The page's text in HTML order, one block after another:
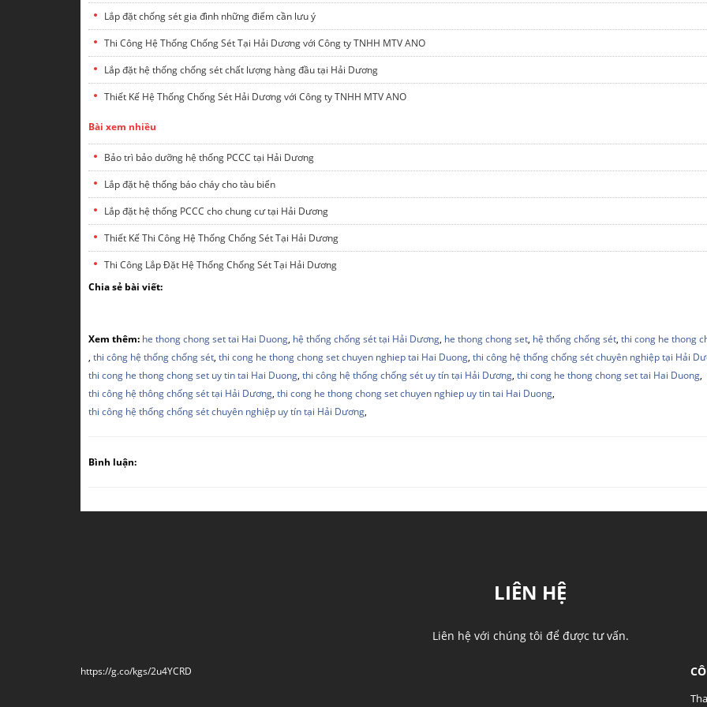
Lắp đặt chống sét gia đình những điểm cần lưu ý
Thi Công Hệ Thống Chống Sét Tại Hải Dương với Công ty TNHH MTV ANO
Lắp đặt hệ thống chống sét chất lượng hàng đầu tại Hải Dương
Thiết Kế Hệ Thống Chống Sét Hải Dương với Công ty TNHH MTV ANO
Bài xem nhiều
Bảo trì bảo dưỡng hệ thống PCCC tại Hải Dương
Lắp đặt hệ thống báo cháy cho tàu biển
Lắp đặt hệ thống PCCC cho chung cư tại Hải Dương
Thiết Kế Thi Công Hệ Thống Chống Sét Tại Hải Dương
Thi Công Lắp Đặt Hệ Thống Chống Sét Tại Hải Dương
Chia sẻ bài viết:
Xem thêm: he thong chong set tai Hai Duong, hệ thống chống sét tại Hải Dương, he thong chong set, hệ thống chống sét, thi cong he thong
, thi công hệ thống chống sét, thi cong he thong chong set chuyen nghiep tai Hai Duong, thi công hệ thống chống sét chuyên nghiệp tại Hải
thi cong he thong chong set uy tin tai Hai Duong, thi công hệ thống chống sét uy tín tại Hải Dương, thi cong he thong chong set tai Hai Duong,
thi công hệ thông chống sét tại Hải Dương, thi cong he thong chong set chuyen nghiep uy tin tai Hai Duong,
thi công hệ thống chống sét chuyên nghiệp uy tín tại Hải Dương,
Bình luận:
LIÊN HỆ
Liên hệ với chúng tôi để được tư vấn.
https://g.co/kgs/2u4YCRD